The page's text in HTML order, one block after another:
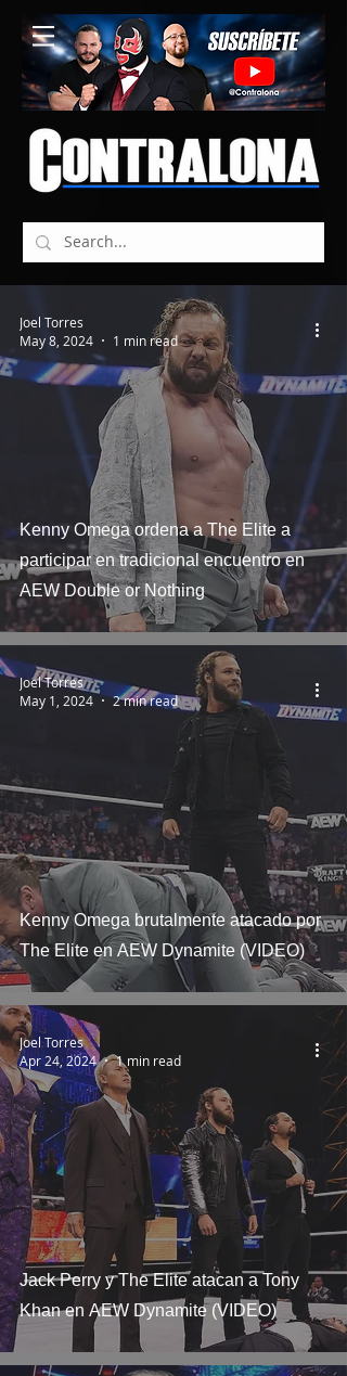
Kenny Omega ordena a The Elite a
participar en tradicional encuentro en
AEW Double or Nothing
Joel Torres
May 8, 2024
1 min read
Kenny Omega brutalmente atacado por
The Elite en AEW Dynamite (VIDEO)
Joel Torres
May 1, 2024
2 min read
Jack Perry y The Elite atacan a Tony
Khan en AEW Dynamite (VIDEO)
Joel Torres
Apr 24, 2024
1 min read